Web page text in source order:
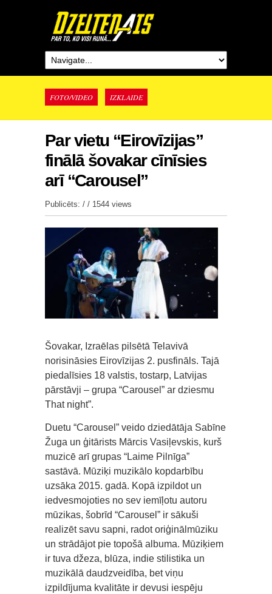
FOTO/VIDEO IZKLAIDE
Par vietu “Eirovīzijas”
finālā šovakar cīnīsies
arī “Carousel”
Publicēts: / / 1544 views
Šovakar, Izraēlas pilsētā Telavivā
norisināsies Eirovīzijas 2. pusfināls. Tajā
piedalīsies 18 valstis, tostarp, Latvijas
pārstāvji – grupa “Carousel” ar dziesmu
That night”.
Duetu “Carousel” veido dziedātāja Sabīne
Žuga un ģitārists Mārcis Vasiļevskis, kurš
muzicē arī grupas “Laime Pilnīga”
sastāvā. Mūziķi muzikālo kopdarbību
uzsāka 2015. gadā. Kopā izpildot un
iedvesmojoties no sev iemīļotu autoru
mūzikas, šobrīd “Carousel” ir sākuši
realizēt savu sapni, radot oriģinālmūziku
un strādājot pie topošā albuma. Mūziķiem
ir tuva džeza, blūza, indie stilistika un
muzikālā daudzveidība, bet viņu
izpildījuma kvalitāte ir devusi iespēju